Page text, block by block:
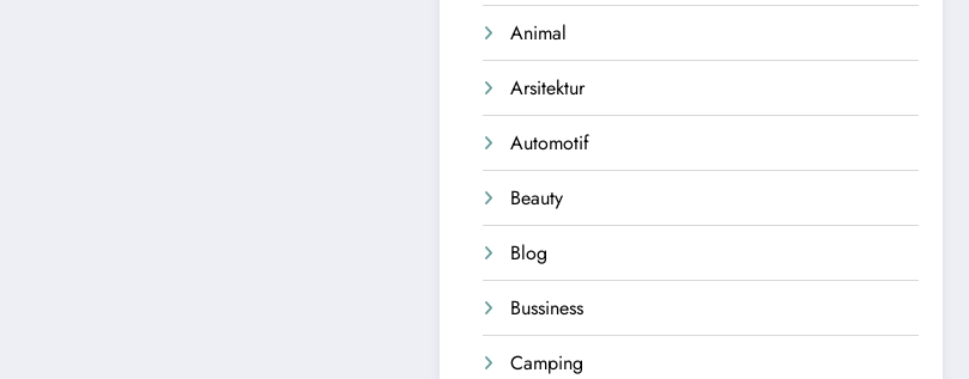
Animal
Arsitektur
Automotif
Beauty
Blog
Bussiness
Camping